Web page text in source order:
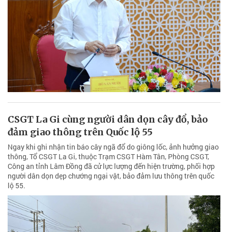
CSGT La Gi cùng người dân dọn cây đổ, bảo
đảm giao thông trên Quốc lộ 55
Ngay khi ghi nhận tin báo cây ngã đổ do giông lốc, ảnh hưởng giao
thông, Tổ CSGT La Gi, thuộc Trạm CSGT Hàm Tân, Phòng CSGT,
Công an tỉnh Lâm Đồng đã cử lực lượng đến hiện trường, phối hợp
người dân dọn dẹp chướng ngại vật, bảo đảm lưu thông trên quốc
lộ 55.